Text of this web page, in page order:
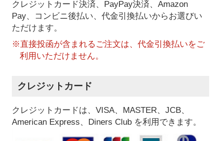
クレジットカード決済、PayPay決済、Amazon
Pay、コンビニ後払い、代金引換払いからお選びい
ただけます。
※直接投函が含まれるご注文は、代金引換払いをご
利用いただけません。
クレジットカード
クレジットカードは、VISA、MASTER、JCB、
American Express、Diners Club を利用できます。